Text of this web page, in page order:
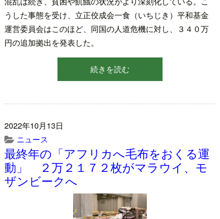
うした事態を受け、立正佼成会一食（いちじき）平和基金
運営委員会はこのほど、同国の人道危機に対し、３４０万
円の追加拠出を発表した。
続きを読む
2022年10月13日
ニュース
最終年の「アフリカへ毛布をおくる運
動」 ２万２１７２枚がマラウイ、モ
ザンビークへ